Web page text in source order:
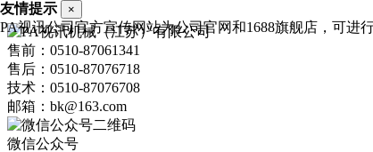
售前：0510-87061341
售后：0510-87076718
技术：0510-87076708
邮箱：bk@163.com
微信公众号
友情提示 ×
PA视讯公司官方宣传网站为公司官网和1688旗舰店，可进